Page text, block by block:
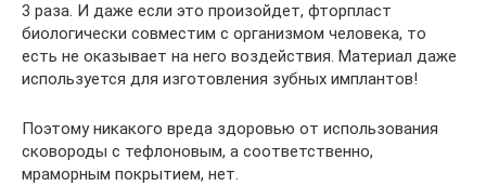
3 раза. И даже если это произойдет, фторпласт
биологически совместим с организмом человека, то
есть не оказывает на него воздействия. Материал даже
используется для изготовления зубных имплантов!
Поэтому никакого вреда здоровью от использования
сковороды с тефлоновым, а соответственно,
мраморным покрытием, нет.